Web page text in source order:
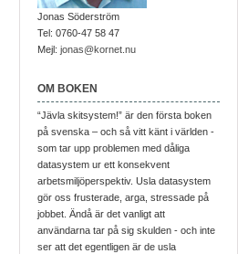
Jonas Söderström
Tel: 0760-47 58 47
Mejl: jonas@kornet.nu
OM BOKEN
“Jävla skitsystem!” är den första boken
på svenska – och så vitt känt i världen -
som tar upp problemen med dåliga
datasystem ur ett konsekvent
arbetsmiljöperspektiv. Usla datasystem
gör oss frusterade, arga, stressade på
jobbet. Ändå är det vanligt att
användarna tar på sig skulden - och inte
ser att det egentligen är de usla